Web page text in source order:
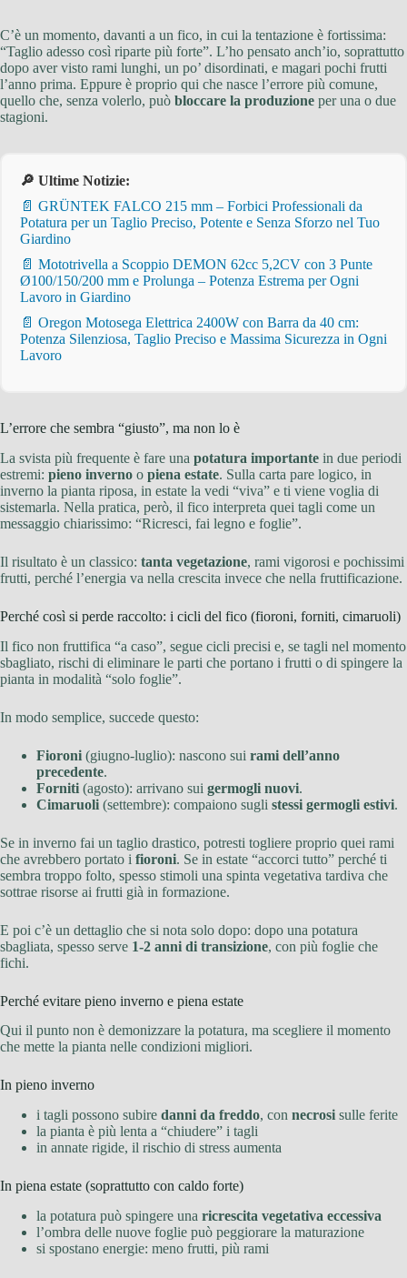
C’è un momento, davanti a un fico, in cui la tentazione è fortissima:
“Taglio adesso così riparte più forte”. L’ho pensato anch’io, soprattutto
dopo aver visto rami lunghi, un po’ disordinati, e magari pochi frutti
l’anno prima. Eppure è proprio qui che nasce l’errore più comune,
quello che, senza volerlo, può bloccare la produzione per una o due
stagioni.
🔎 Ultime Notizie:
📄 GRÜNTEK FALCO 215 mm – Forbici Professionali da
Potatura per un Taglio Preciso, Potente e Senza Sforzo nel Tuo
Giardino
📄 Mototrivella a Scoppio DEMON 62cc 5,2CV con 3 Punte
Ø100/150/200 mm e Prolunga – Potenza Estrema per Ogni
Lavoro in Giardino
📄 Oregon Motosega Elettrica 2400W con Barra da 40 cm:
Potenza Silenziosa, Taglio Preciso e Massima Sicurezza in Ogni
Lavoro
L’errore che sembra “giusto”, ma non lo è
La svista più frequente è fare una potatura importante in due periodi
estremi: pieno inverno o piena estate. Sulla carta pare logico, in
inverno la pianta riposa, in estate la vedi “viva” e ti viene voglia di
sistemarla. Nella pratica, però, il fico interpreta quei tagli come un
messaggio chiarissimo: “Ricresci, fai legno e foglie”.
Il risultato è un classico: tanta vegetazione, rami vigorosi e pochissimi
frutti, perché l’energia va nella crescita invece che nella fruttificazione.
Perché così si perde raccolto: i cicli del fico (fioroni, forniti, cimaruoli)
Il fico non fruttifica “a caso”, segue cicli precisi e, se tagli nel momento
sbagliato, rischi di eliminare le parti che portano i frutti o di spingere la
pianta in modalità “solo foglie”.
In modo semplice, succede questo:
Fioroni (giugno-luglio): nascono sui rami dell’anno
precedente.
Forniti (agosto): arrivano sui germogli nuovi.
Cimaruoli (settembre): compaiono sugli stessi germogli estivi.
Se in inverno fai un taglio drastico, potresti togliere proprio quei rami
che avrebbero portato i fioroni. Se in estate “accorci tutto” perché ti
sembra troppo folto, spesso stimoli una spinta vegetativa tardiva che
sottrae risorse ai frutti già in formazione.
E poi c’è un dettaglio che si nota solo dopo: dopo una potatura
sbagliata, spesso serve 1-2 anni di transizione, con più foglie che
fichi.
Perché evitare pieno inverno e piena estate
Qui il punto non è demonizzare la potatura, ma scegliere il momento
che mette la pianta nelle condizioni migliori.
In pieno inverno
i tagli possono subire danni da freddo, con necrosi sulle ferite
la pianta è più lenta a “chiudere” i tagli
in annate rigide, il rischio di stress aumenta
In piena estate (soprattutto con caldo forte)
la potatura può spingere una ricrescita vegetativa eccessiva
l’ombra delle nuove foglie può peggiorare la maturazione
si spostano energie: meno frutti, più rami